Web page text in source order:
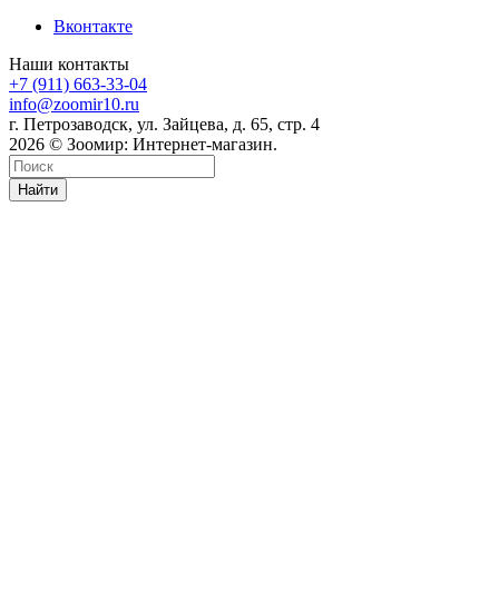
Вконтакте
Наши контакты
+7 (911) 663-33-04
info@zoomir10.ru
г. Петрозаводск, ул. Зайцева, д. 65, стр. 4
2026 © Зоомир: Интернет-магазин.
Найти